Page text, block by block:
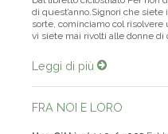
Dal libretto ciclostilato Per non
di quest’anno.Signori che
sorte, cominciamo col risolvere
vi siete mai rivolti alle donne di
Leggi di più
FRA NOI E LORO